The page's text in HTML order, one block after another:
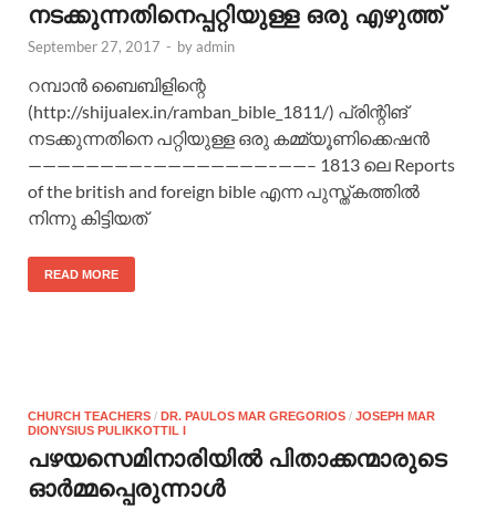
നടക്കുന്നതിനെപ്പറ്റിയുള്ള ഒരു എഴുത്ത്
September 27, 2017 - byadmin
റമ്പാൻ ബൈബിളിന്റെ
(http://shijualex.in/ramban_bible_1811/) പ്രിന്റിങ്
നടക്കുന്നതിനെ പറ്റിയുള്ള ഒരു കമ്മ്യൂണിക്കെഷൻ
————————–————————–——– 1813 ലെ Reports
of the british and foreign bible എന്ന പുസ്ത്കത്തിൽ
നിന്നു കിട്ടിയത്
READ MORE
CHURCH TEACHERS / DR. PAULOS MAR GREGORIOS / JOSEPH MAR
DIONYSIUS PULIKKOTTIL I
പഴയസെമിനാരിയില്‍ പിതാക്കന്മാരുടെ
ഓര്‍മ്മപ്പെരുന്നാള്‍